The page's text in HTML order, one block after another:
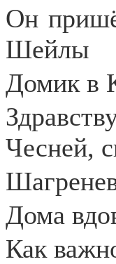
Он
Шейлы
Домик в
Чесней,
Дома
Как